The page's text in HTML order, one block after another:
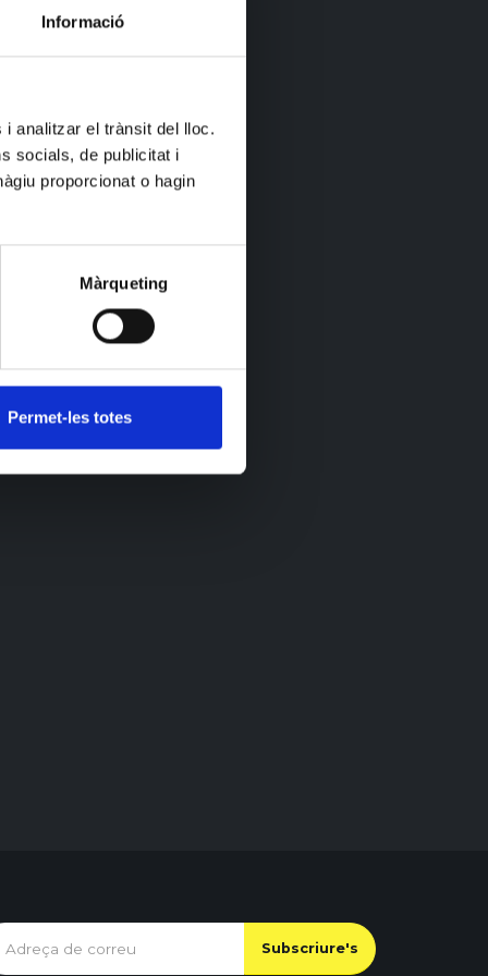
Informació
analitzar el trànsit del lloc.
socials, de publicitat i
proporcionat o hagin
Màrqueting
Permet-les totes